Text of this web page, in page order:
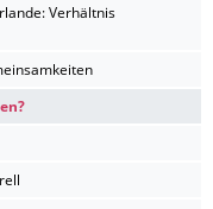
Verhältnis